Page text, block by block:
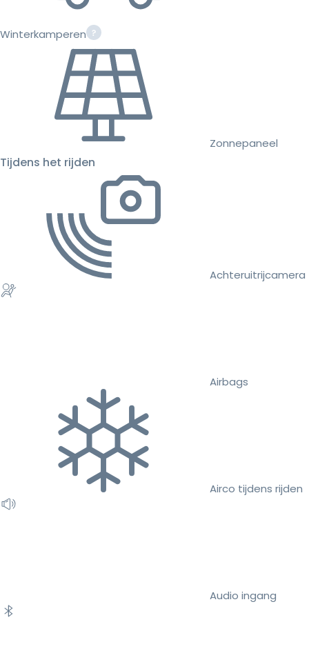
Winterkamperen
Zonnepaneel
Tijdens het rijden
Achteruitrijcamera
Airbags
Airco tijdens rijden
Audio ingang